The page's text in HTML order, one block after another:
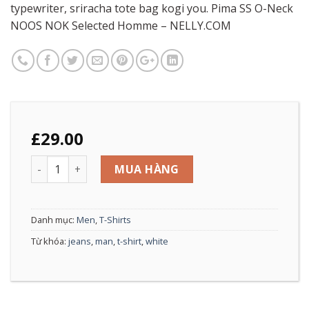
đánh giá
typewriter, sriracha tote bag kogi you. Pima SS O-Neck
NOOS NOK Selected Homme – NELLY.COM
£29.00
Pima SS O-Neck NOOS Selected Homme số lượng
MUA HÀNG
Danh mục: Men,T-Shirts
Từ khóa: jeans,man,t-shirt,white